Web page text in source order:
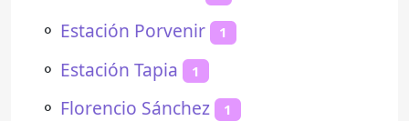
⚬ Estación Porvenir 1
⚬ Estación Tapia 1
⚬ Florencio Sánchez 1